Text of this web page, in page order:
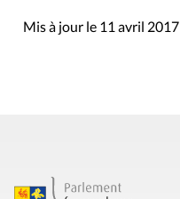
Mis à jour le 11 avril 2017